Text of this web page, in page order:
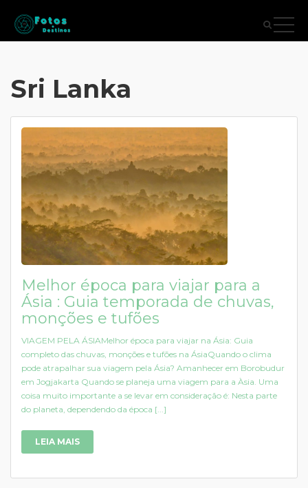
Sri Lanka
Melhor época para viajar para a
Ásia : Guia temporada de chuvas,
monções e tufões
VIAGEM PELA ÁSIAMelhor época para viajar na Ásia: Guia
completo das chuvas, monções e tufões na ÁsiaQuando o clima
pode atrapalhar sua viagem pela Ásia? Amanhecer em Borobudur
em Jogjakarta Quando se planeja uma viagem para a Àsia. Uma
coisa muito importante a se levar em consideração é: Nesta parte
do planeta, dependendo da época [...]
LEIA MAIS